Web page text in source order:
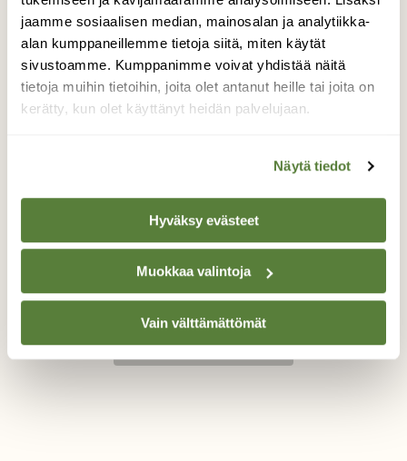
jaamme sosiaalisen median, mainosalan ja analytiikka-
alan kumppaneillemme tietoja siitä, miten käytät
sivustoamme. Kumppanimme voivat yhdistää näitä
tietoja muihin tietoihin, joita olet antanut heille tai joita on
kerätty, kun olet käyttänyt heidän palvelujaan.
Näytä tiedot
Hyväksy evästeet
Muokkaa valintoja
Vain välttämättömät
maisteli.Seurasin hyvän tovin kahden hirven
ruokailua taimikolla.Uros hirvi oli myös
lähellä,mutta niin sakeassa pusikossa,ettei
kuvaus onnistunut.Nyt on uros hirvi
pudottanut jo sarvet pois ,mutta muuten oli
kuvaamistani.Otettuani tuuliaisen
hajua.Matkaa oli n,60-70metriä Kuvasin
10.1.2017
Valokuvaaja: Hannu Rissanen, Haapanen 10.1.2017
TAKAISIN LISTAAN